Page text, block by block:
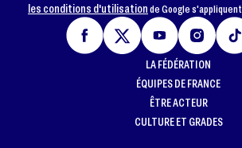
les conditions d'utilisationde Google s'appliquent.
LA FÉDÉRATION
ÉQUIPES DE FRANCE
ÊTRE ACTEUR
CULTURE ET GRADES